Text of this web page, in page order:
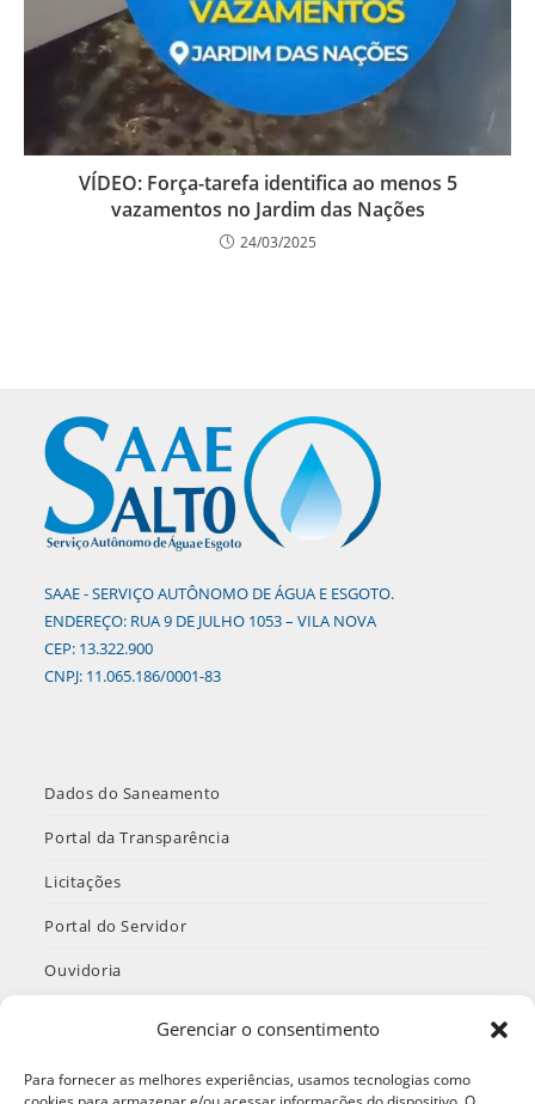
Gerenciar o consentimento
Para fornecer as melhores experiências, usamos tecnologias como
VÍDEO: Força-tarefa identifica ao menos 5
vazamentos no Jardim das Nações
24/03/2025
SAAE - SERVIÇO AUTÔNOMO DE ÁGUA E ESGOTO.
ENDEREÇO: RUA 9 DE JULHO 1053 – VILA NOVA
CEP: 13.322.900
CNPJ: 11.065.186/0001-83
Dados do Saneamento
Portal da Transparência
Licitações
Portal do Servidor
Ouvidoria